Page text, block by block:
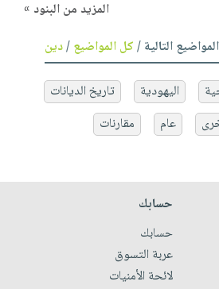
المزيد من البنود »
التالية /كل المواضيع/دين
اليهودية
تاريخ الديانات
عام مقارنات
حسابك
حسابك
عربة التسوق
لائحة الأمنيات